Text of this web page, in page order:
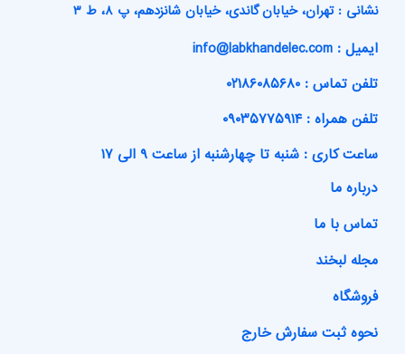
نشانی : تهران، خیابان گاندی، خیابان شانزدهم، پ ۸، ط ۳
ایمیل : info@labkhandelec.com
تلفن تماس : ۰۲۱۸۶۰۸۵۶۸۰
تلفن همراه : ۰۹۰۳۵۷۷۵۹۱۴
ساعت کاری : شنبه تا چهارشنبه از ساعت ۹ الی ۱۷
درباره ما
تماس با ما
مجله لبخند
فروشگاه
نحوه ثبت سفارش خارج